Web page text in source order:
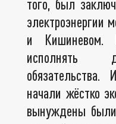
того, был
электроэнергии
и
исполнять
начали жёстко
вынуждены были